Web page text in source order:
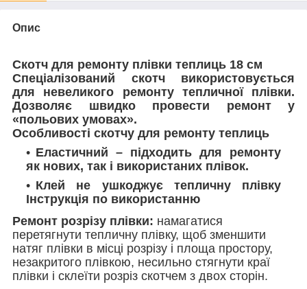
Опис
Скотч для ремонту плівки теплиць 18 см
Спеціалізований скотч використовується
для невеликого ремонту тепличної плівки.
Дозволяє швидко провести ремонт у
«польових умовах».
Особливості скотчу для ремонту теплиць
Еластичний – підходить для ремонту
як нових, так і використаних плівок.
Клей не ушкоджує тепличну плівку
Інструкція по використанню
Ремонт розрізу плівки: намагатися
перетягнути тепличну плівку, щоб зменшити
натяг плівки в місці розрізу і площа простору,
незакритого плівкою, несильно стягнути краї
плівки і склеїти розріз скотчем з двох сторін.